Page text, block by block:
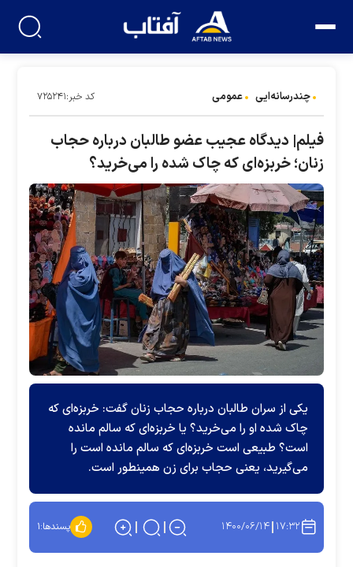
چندرسانه‌ایی عمومی کد خبر:۷۲۵۲۴۱
فیلم| دیدگاه عجیب عضو طالبان درباره حجاب
زنان؛ خربزه‌ای که چاک شده را می‌خرید؟
یکی از سران طالبان درباره حجاب زنان گفت: خربزه‌ای که
چاک شده او را می‌خرید؟ یا خربزه‌ای که سالم مانده
است؟ طبیعی است خربزه‌ای که سالم مانده است را
می‌گیرید، یعنی حجاب برای زن همینطور است.
۱۷:۳۲ ۱۴۰۰/۰۶/۱۴ پسندها:۱